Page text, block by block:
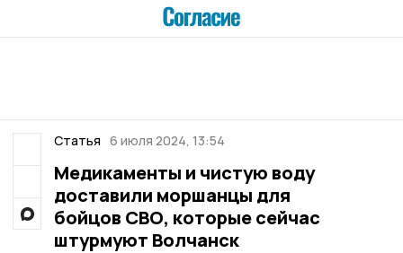
Статья 6 июля 2024, 13:54
Медикаменты и чистую воду
доставили моршанцы для
бойцов СВО, которые сейчас
штурмуют Волчанск